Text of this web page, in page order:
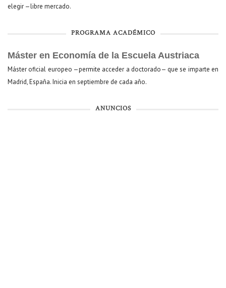
elegir —libre mercado.
PROGRAMA ACADÉMICO
Máster en Economía de la Escuela Austriaca
Máster oficial europeo —permite acceder a doctorado— que se imparte en
Madrid, España. Inicia en septiembre de cada año.
ANUNCIOS